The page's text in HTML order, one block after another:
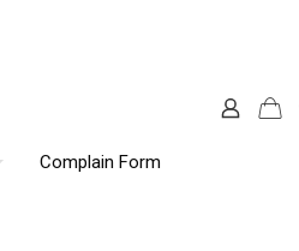
Complain Form